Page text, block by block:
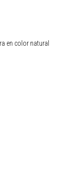
en color natural